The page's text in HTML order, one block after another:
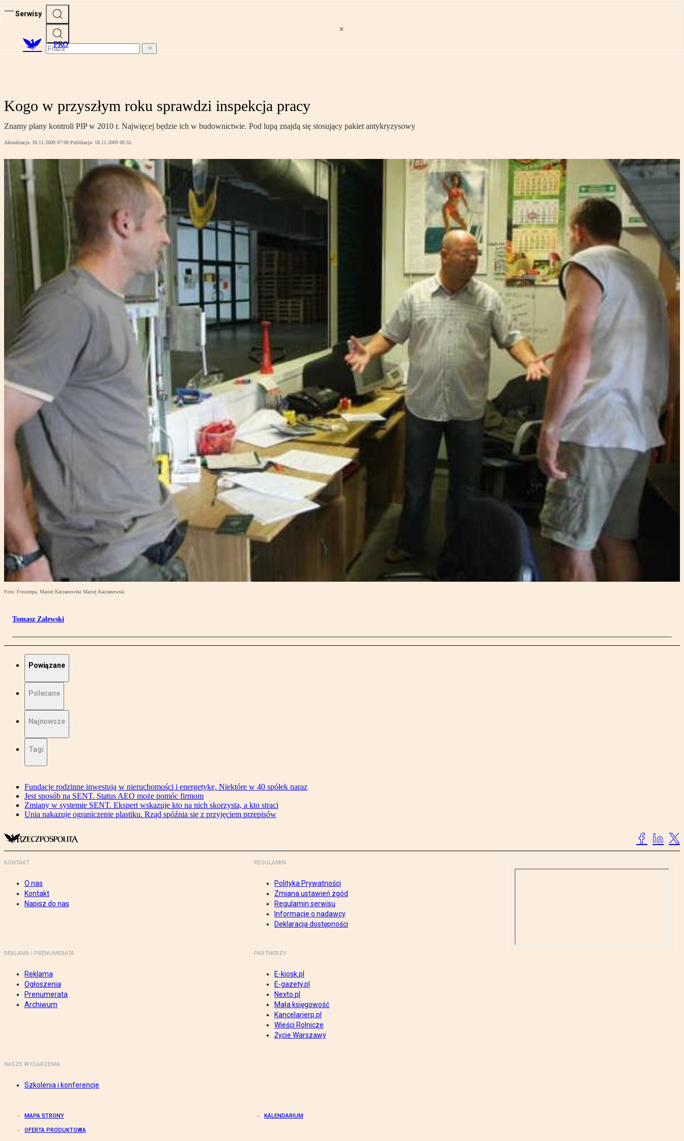
Serwisy
PRO
Kogo w przyszłym roku sprawdzi inspekcja pracy
Znamy plany kontroli PIP w 2010 r. Najwięcej będzie ich w budownictwie. Pod lupą znajdą się stosujący pakiet antykryzysowy
Aktualizacja: 18.11.2009 07:00 Publikacja: 18.11.2009 00:55
Foto: Fotorzepa, Maciej Kaczanowski Maciej Kaczanowski
Tomasz Zalewski
Powiązane
Polecane
Najnowsze
Tagi
Fundacje rodzinne inwestują w nieruchomości i energetykę. Niektóre w 40 spółek naraz
Jest sposób na SENT. Status AEO może pomóc firmom
Zmiany w systemie SENT. Ekspert wskazuje kto na nich skorzysta, a kto straci
Unia nakazuje ograniczenie plastiku. Rząd spóźnia się z przyjęciem przepisów
KONTAKT
O nas
Kontakt
Napisz do nas
REGULAMIN
Polityka Prywatności
Zmiana ustawień zgód
Regulamin serwisu
Informacje o nadawcy
Deklaracja dostępności
REKLAMA I PRENUMERATA
Reklama
Ogłoszenia
Prenumerata
Archiwum
PARTNERZY
E-kiosk.pl
E-gazety.pl
Nexto.pl
Mała księgowość
Kancelarierp.pl
Wieści Rolnicze
Życie Warszawy
NASZE WYDARZENIA
Szkolenia i konferencje
MAPA STRONY KALENDARIUM
OFERTA PRODUKTOWA